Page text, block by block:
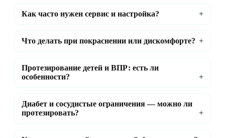
Как часто нужен сервис и настройка?
Что делать при покраснении или дискомфорте?
Протезирование детей и ВПР: есть ли
особенности?
Диабет и сосудистые ограничения — можно ли
протезировать?